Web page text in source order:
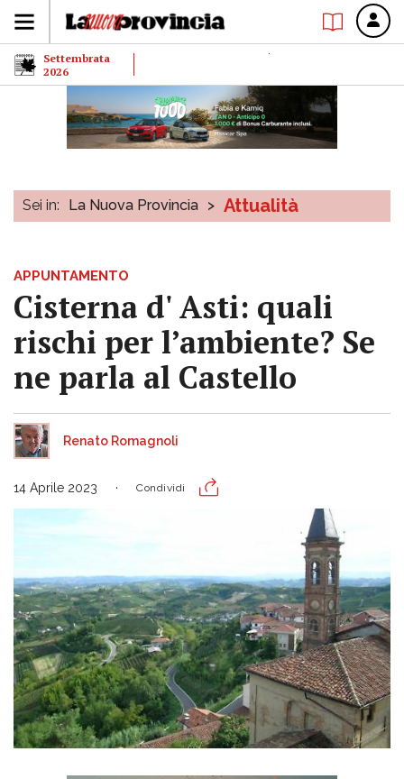
Settembrata
2026
Sei in: La Nuova Provincia > Attualità
APPUNTAMENTO
Cisterna d' Asti: quali
rischi per l’ambiente? Se
ne parla al Castello
Renato Romagnoli
14 Aprile 2023 Condividi